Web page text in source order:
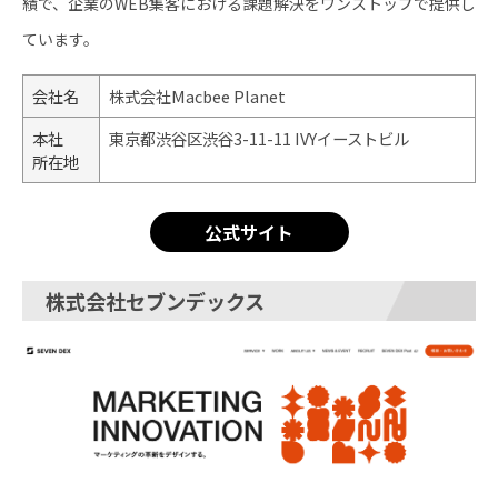
ています。
会社名
株式会社Macbee Planet
本社
所在地
東京都渋谷区渋谷3-11-11 IVYイーストビル
公式サイト
株式会社セブンデックス